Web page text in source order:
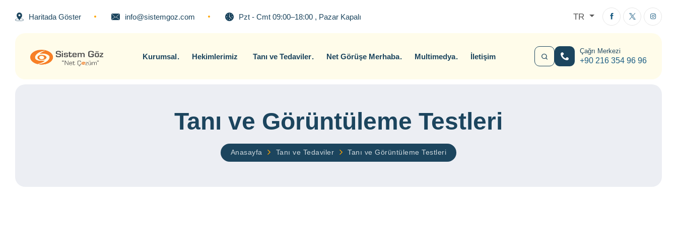
Haritada Göster info@sistemgoz.com Pzt - Cmt 09:00–18:00 , Pazar Kapalı TR
Kurumsal Hekimlerimiz Tanı ve Tedaviler Net Görüşe Merhaba Multimedya İletişim
Çağrı Merkezi
+90 216 354 96 96
Tanı ve Görüntüleme Testleri
Anasayfa Tanı ve Tedaviler Tanı ve Görüntüleme Testleri